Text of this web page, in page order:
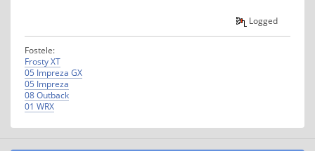
Logged
Fostele:
Frosty XT
05 Impreza GX
05 Impreza
08 Outback
01 WRX